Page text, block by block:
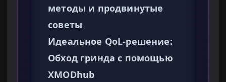
методы и продвинутые
советы
Идеальное QoL-решение:
Обход гринда с помощью
XMODhub